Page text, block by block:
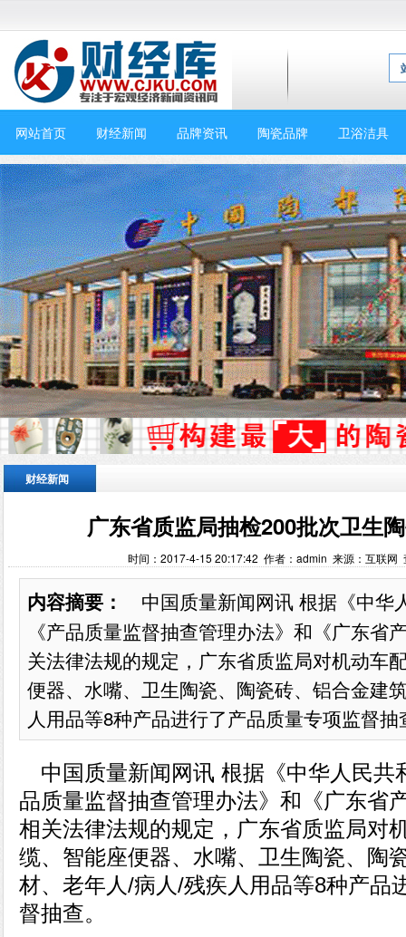
网站首页 财经新闻 品牌资讯 陶瓷品牌 卫浴洁具
财经新闻
广东省质监局抽检200批次卫生
时间：2017-4-15 20:17:42 作者：admin 来源：互联网
内容摘要：
中国质量新闻网讯 根据《中华
《产品质量监督抽查管理办法》和《广东省
关法律法规的规定，广东省质监局对机动车
便器、水嘴、卫生陶瓷、陶瓷砖、铝合金建
人用品等8种产品进行了产品质量专项监督抽
中国质量新闻网讯 根据《中华人民共
品质量监督抽查管理办法》和《广东省
相关法律法规的规定，广东省质监局对
缆、智能座便器、水嘴、卫生陶瓷、陶
材、老年人/病人/残疾人用品等8种产品
督抽查。